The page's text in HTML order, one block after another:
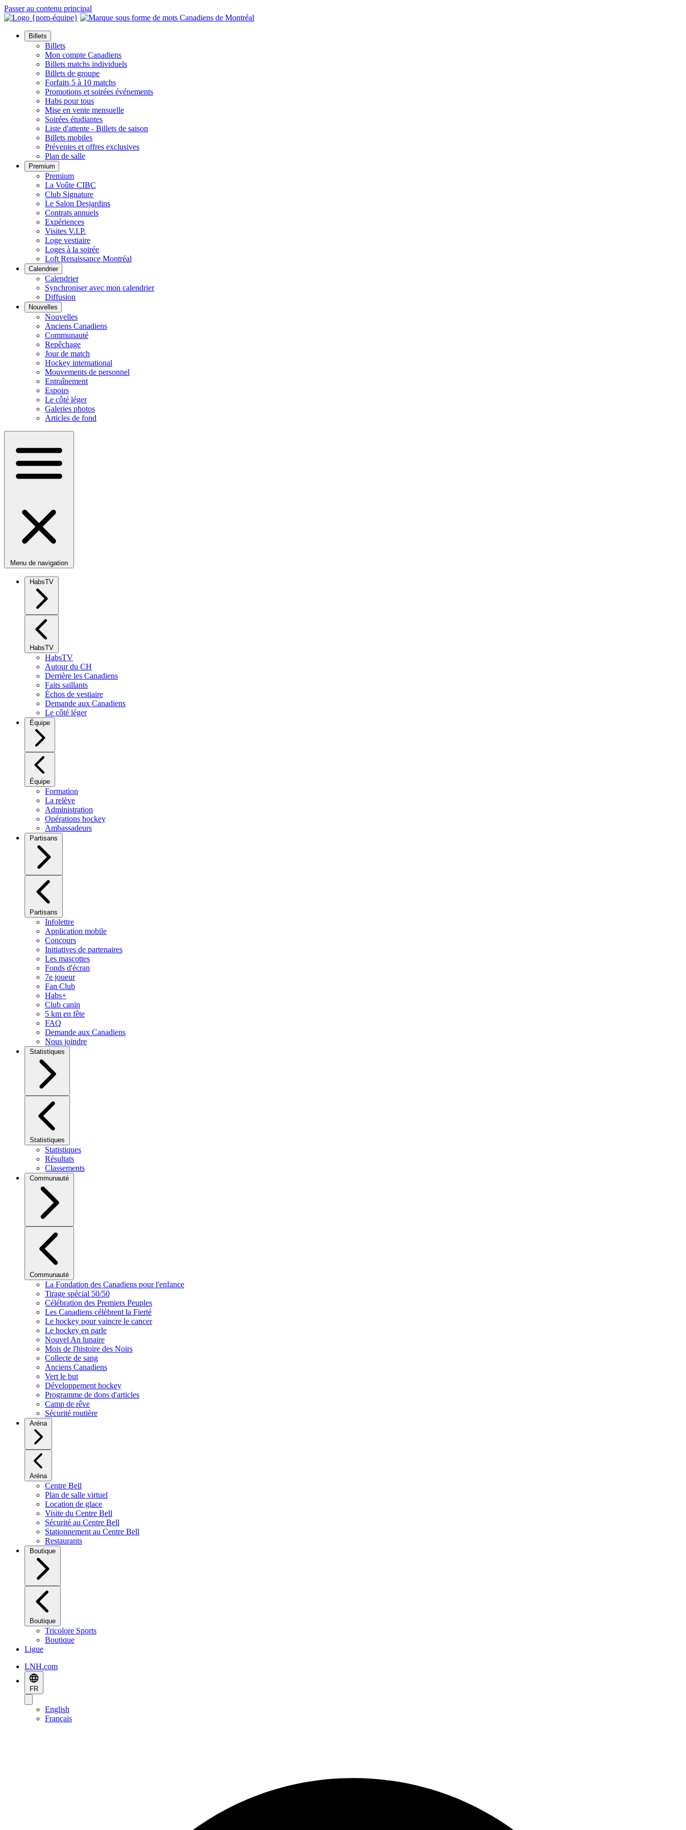
Passer au contenu principal
Billets
Billets
Mon compte Canadiens
Billets matchs individuels
Billets de groupe
Forfaits 5 à 10 matchs
Promotions et soirées événements
Habs pour tous
Mise en vente mensuelle
Soirées étudiantes
Liste d'attente - Billets de saison
Billets mobiles
Préventes et offres exclusives
Plan de salle
Premium
Premium
La Voûte CIBC
Club Signature
Le Salon Desjardins
Contrats annuels
Expériences
Visites V.I.P.
Loge vestiaire
Loges à la soirée
Loft Renaissance Montréal
Calendrier
Calendrier
Synchroniser avec mon calendrier
Diffusion
Nouvelles
Nouvelles
Anciens Canadiens
Communauté
Repêchage
Jour de match
Hockey international
Mouvements de personnel
Entraînement
Espoirs
Le côté léger
Galeries photos
Articles de fond
Menu de navigation
HabsTV
HabsTV
HabsTV
Autour du CH
Derrière les Canadiens
Faits saillants
Échos de vestiaire
Demande aux Canadiens
Le côté léger
Équipe
Équipe
Formation
La relève
Administration
Opérations hockey
Ambassadeurs
Partisans
Partisans
Infolettre
Application mobile
Concours
Initiatives de partenaires
Les mascottes
Fonds d'écran
7e joueur
Fan Club
Habs+
Club canin
5 km en fête
FAQ
Demande aux Canadiens
Nous joindre
Statistiques
Statistiques
Statistiques
Résultats
Classements
Communauté
Communauté
La Fondation des Canadiens pour l'enfance
Tirage spécial 50/50
Célébration des Premiers Peuples
Les Canadiens célèbrent la Fierté
Le hockey pour vaincre le cancer
Le hockey en parle
Nouvel An lunaire
Mois de l'histoire des Noirs
Collecte de sang
Anciens Canadiens
Vert le but
Développement hockey
Programme de dons d'articles
Camp de rêve
Sécurité routière
Aréna
Aréna
Centre Bell
Plan de salle virtuel
Location de glace
Visite du Centre Bell
Sécurité au Centre Bell
Stationnement au Centre Bell
Restaurants
Boutique
Boutique
Tricolore Sports
Boutique
Ligue
LNH.com
FR
English
Français